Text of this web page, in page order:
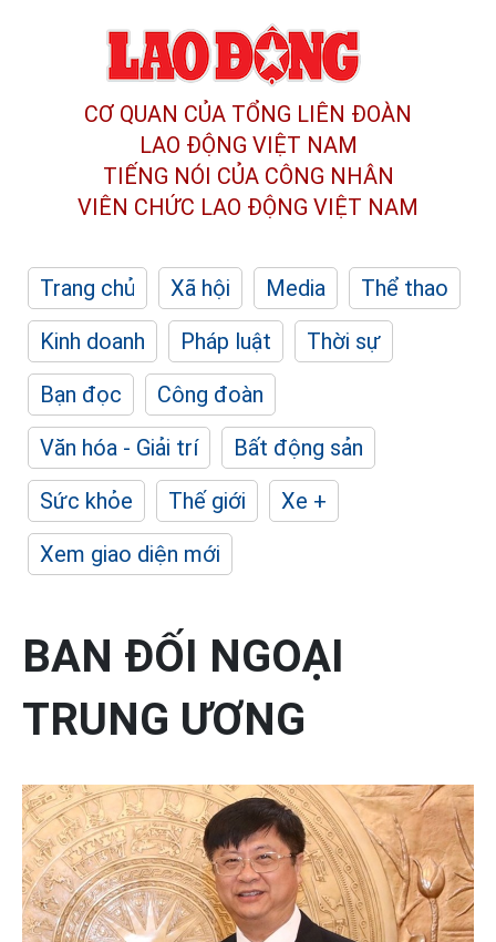
CƠ QUAN CỦA TỔNG LIÊN ĐOÀN
LAO ĐỘNG VIỆT NAM
TIẾNG NÓI CỦA CÔNG NHÂN
VIÊN CHỨC LAO ĐỘNG VIỆT NAM
Trang chủ Xã hội Media
Thể thao
Kinh doanh
Pháp luật
Thời sự
Bạn đọc
Công đoàn
Văn hóa - Giải trí
Bất động sản
Sức khỏe
Thế giới
Xe +
Xem giao diện mới
BAN ĐỐI NGOẠI
TRUNG ƯƠNG